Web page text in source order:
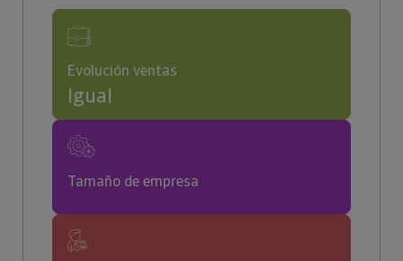
Evolución ventas
Igual
Tamaño de empresa